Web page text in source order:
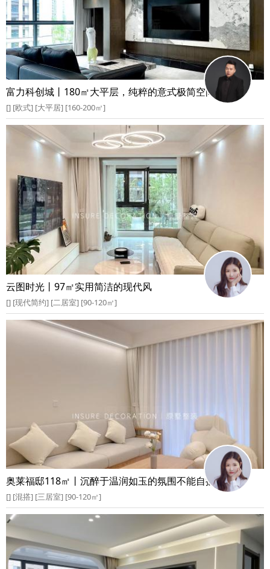
富力科创城丨180㎡大平层，纯粹的意式极简空间
[] [欧式] [大平居] [160-200㎡]
云图时光丨97㎡实用简洁的现代风
[] [现代简约] [二居室] [90-120㎡]
奥莱福邸118㎡丨沉醉于温润如玉的氛围不能自拔
[] [混搭] [三居室] [90-120㎡]